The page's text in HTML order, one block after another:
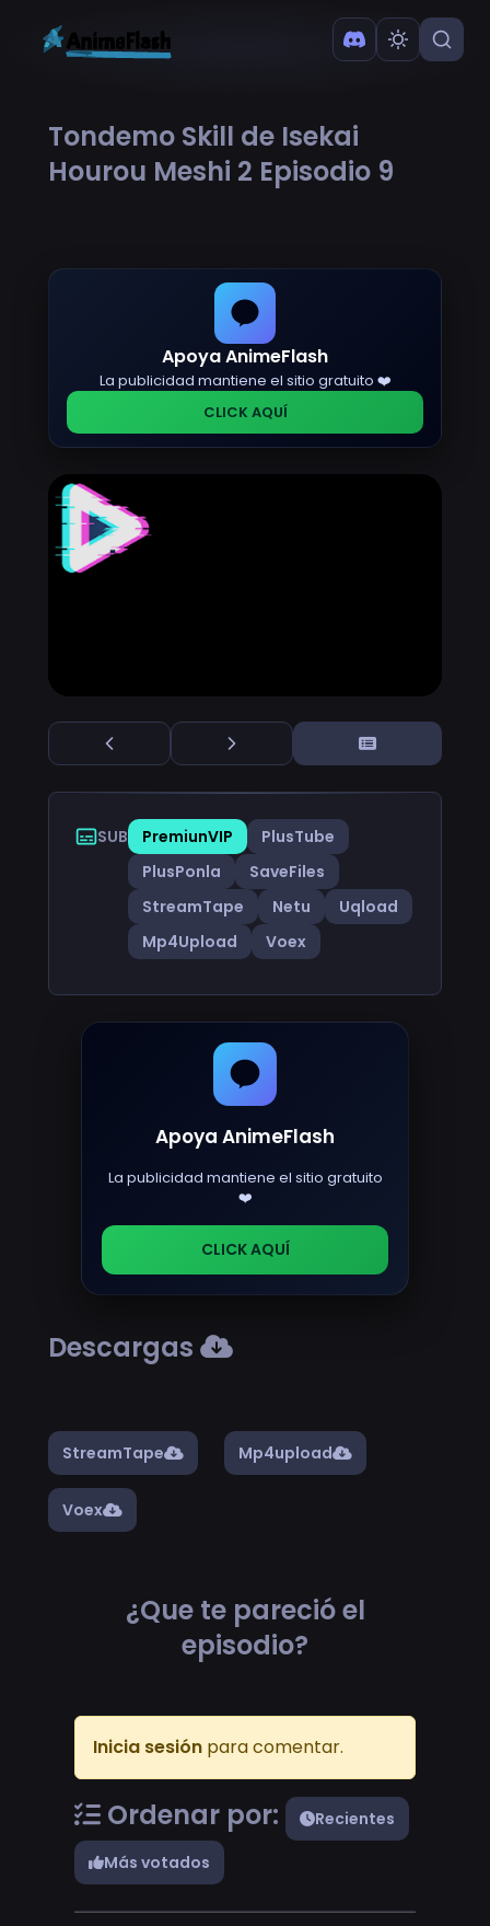
Tondemo Skill de Isekai
Hourou Meshi 2 Episodio 9
Apoya AnimeFlash
La publicidad mantiene el sitio gratuito ❤️
CLICK AQUÍ
SUB PremiunVIP
PlusTube
PlusPonla
SaveFiles
StreamTape
Netu
Uqload
Mp4Upload
Voex
Apoya AnimeFlash
La publicidad mantiene el sitio gratuito
❤️
CLICK AQUÍ
Descargas
StreamTape Mp4upload
Voex
¿Que te pareció el
episodio?
Inicia sesión para comentar.
Ordenar por:
Recientes
Más votados